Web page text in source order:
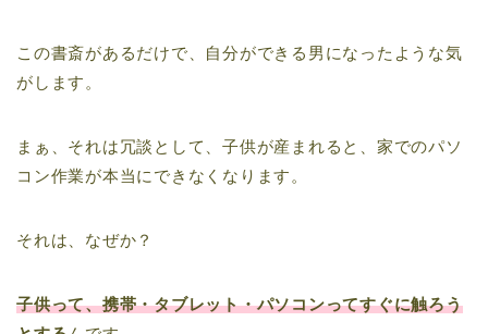
この書斎があるだけで、自分ができる男になったような気
がします。
まぁ、それは冗談として、子供が産まれると、家でのパソ
コン作業が本当にできなくなります。
それは、なぜか？
子供って、携帯・タブレット・パソコンってすぐに触ろう